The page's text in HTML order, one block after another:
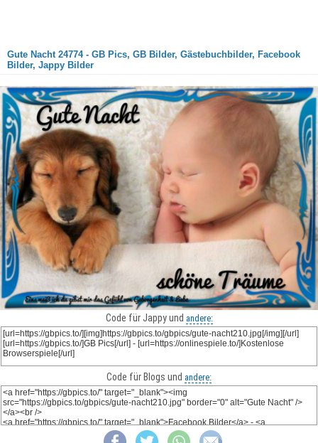
Gute Nacht 24774 - GB Pics, GB Bilder, Gästebuchbilder, Facebook
Bilder, Jappy Bilder
Code für Jappy und andere:
Code für Blogs und andere: